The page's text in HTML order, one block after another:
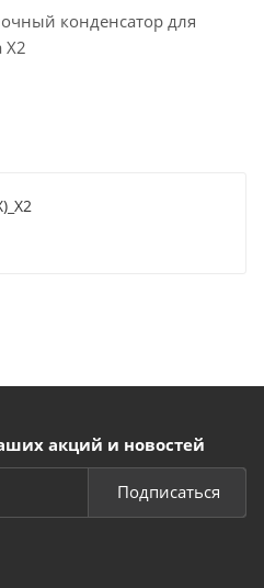
конденсатор для
X2
акций и новостей
Подписаться